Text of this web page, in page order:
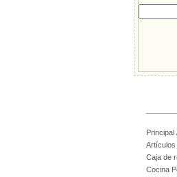
Principal
Artículos
Caja de
Cocina